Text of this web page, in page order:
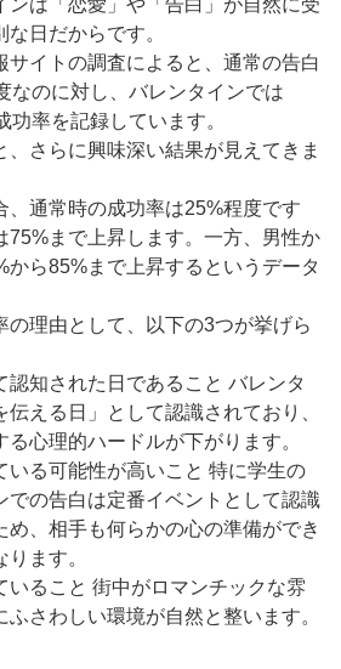
ンは「恋愛」や「告白」が自然に受
日だからです。
サイトの調査によると、通常の告白
なのに対し、バレンタインでは
率を記録しています。
、さらに興味深い結果が見えてきま
、通常時の成功率は25%程度です
75%まで上昇します。一方、男性か
から85%まで上昇するというデータ
の理由として、以下の3つが挙げら
認知された日であること バレンタ
える日」として認識されており、
心理的ハードルが下がります。
いる可能性が高いこと 特に学生の
での告白は定番イベントとして認識
め、相手も何らかの心の準備ができ
ます。
いること 街中がロマンチックな雰
さわしい環境が自然と整います。